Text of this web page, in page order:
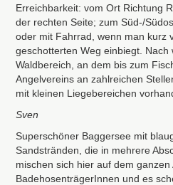
Erreichbarkeit: vom Ort Richtung
der rechten Seite; zum Süd-/
oder mit Fahrrad, wenn man kurz
geschotterten Weg einbiegt.
Waldbereich, an dem bis zum
Angelvereins an zahlreichen
mit kleinen Liegebereichen
Sven
Superschöner Baggersee mit
Sandstränden, die in mehrere
mischen sich hier auf dem ganzen
BadehosenträgerInnen und es